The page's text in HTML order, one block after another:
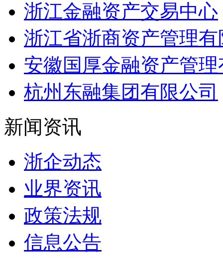
浙江金融资产交易中心
浙江省浙商资产管理
安徽国厚金融资产管
杭州东融集团有限公司
新闻资讯
浙企动态
业界资讯
政策法规
信息公告